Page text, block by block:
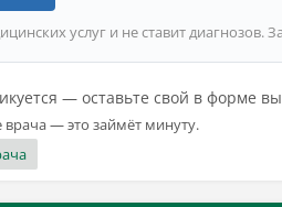
услуг и не ставит диагнозов.
— оставьте свой в форме
— это займёт минуту.